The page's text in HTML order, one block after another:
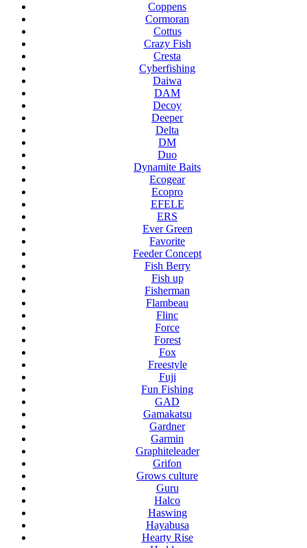
Coppens
Cormoran
Cottus
Crazy Fish
Cresta
Cyberfishing
Daiwa
DAM
Decoy
Deeper
Delta
DM
Duo
Dynamite Baits
Ecogear
Ecopro
EFELE
ERS
Ever Green
Favorite
Feeder Concept
Fish Berry
Fish up
Fisherman
Flambeau
Flinc
Force
Forest
Fox
Freestyle
Fuji
Fun Fishing
GAD
Gamakatsu
Gardner
Garmin
Graphiteleader
Grifon
Grows culture
Guru
Halco
Haswing
Hayabusa
Hearty Rise